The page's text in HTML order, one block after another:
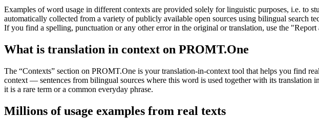
Examples of word usage in different contexts are provided solely for linguistic purposes, i.e. to
automatically collected from a variety of publicly available open sources using bilingual search
If you find a spelling, punctuation or any other error in the original or translation, use the
What is translation in context on PROMT.One
The “Contexts” section on PROMT.One is your translation-in-context tool that helps you find
context — sentences from bilingual sources where this word is used together with its translation
it is a rare term or a common everyday phrase.
Millions of usage examples from real texts